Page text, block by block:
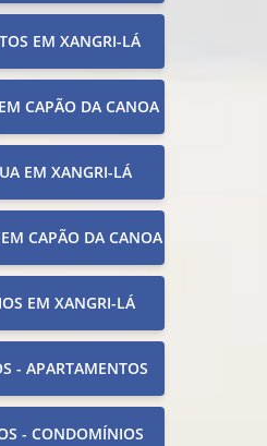
EM XANGRI-LÁ
CAPÃO DA CANOA
EM XANGRI-LÁ
CAPÃO DA CANOA
EM XANGRI-LÁ
- APARTAMENTOS
- CONDOMÍNIOS